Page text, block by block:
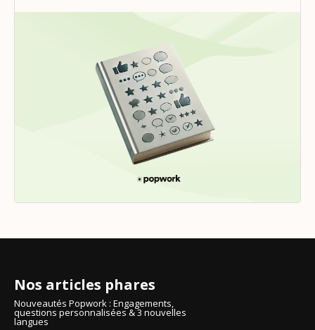
Nos articles phares
Nouveautés Popwork : Engagements,
questions personnalisées & 3 nouvelles
langues